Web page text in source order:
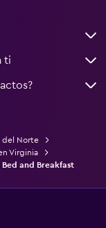
ti
del Norte
Virginia
and Breakfast